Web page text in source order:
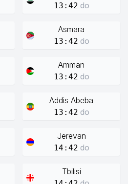
13:42 do
Asmara
13:42 do
Amman
13:42 do
Addis Abeba
13:42 do
Jerevan
14:42 do
Tbilisi